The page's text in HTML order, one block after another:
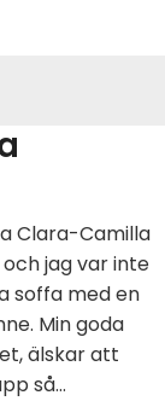
Clara-Camilla
jag var inte
soffa med en
Min goda
älskar att
så…